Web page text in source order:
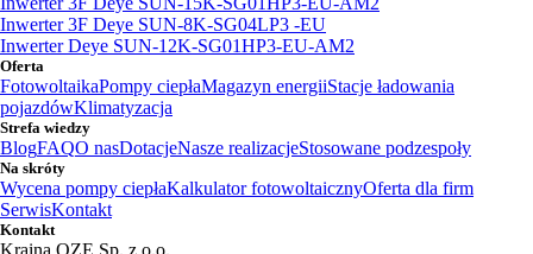
Inwerter 3F Deye SUN-8K-SG04LP3 -EU
Inwerter Deye SUN-12K-SG01HP3-EU-AM2
Oferta
FotowoltaikaPompy ciepłaMagazyn energiiStacje ładowania
pojazdówKlimatyzacja
Strefa wiedzy
BlogFAQO nasDotacjeNasze realizacjeStosowane podzespoły
Na skróty
Wycena pompy ciepłaKalkulator fotowoltaicznyOferta dla firm
SerwisKontakt
Kontakt
Kraina OZE Sp. z o.o.